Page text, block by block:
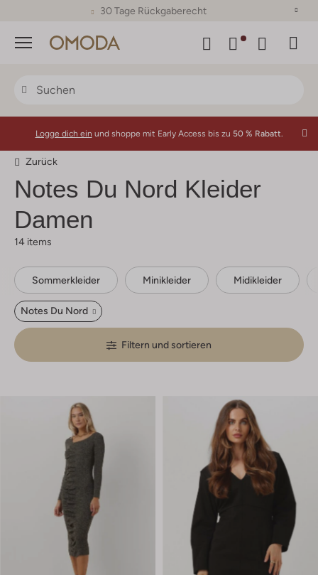
30 Tage Rückgaberecht
Menü
Logge dich ein und shoppe mit Early Access bis zu 50 % Rabatt.
Zurück
Notes Du Nord Kleider
Damen
14 items
Sommerkleider Minikleider Midikleider
Notes Du Nord
Filtern und sortieren